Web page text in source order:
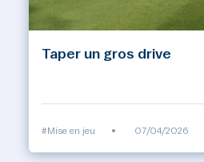
Taper un gros drive
#Mise en jeu • 07/04/2026